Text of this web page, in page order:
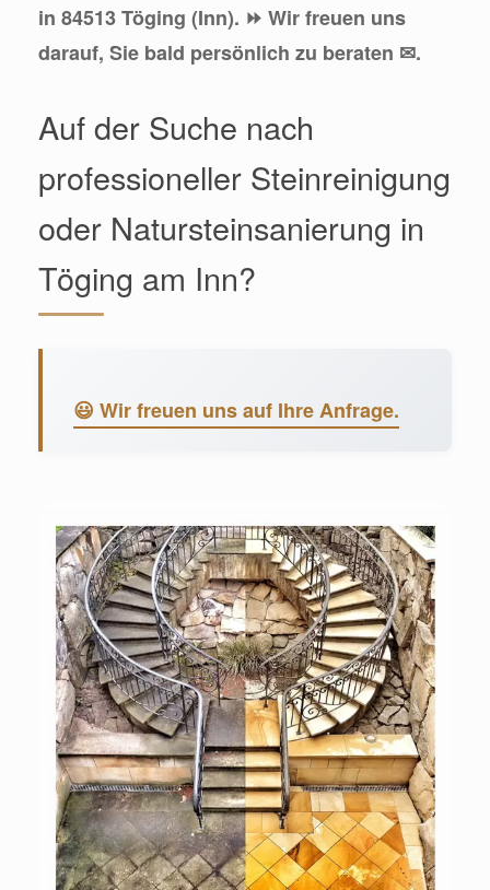
in 84513 Töging (Inn). ⏩ Wir freuen uns
darauf, Sie bald persönlich zu beraten ✉.
Auf der Suche nach
professioneller Steinreinigung
oder Natursteinsanierung in
Töging am Inn?
😃 Wir freuen uns auf Ihre Anfrage.